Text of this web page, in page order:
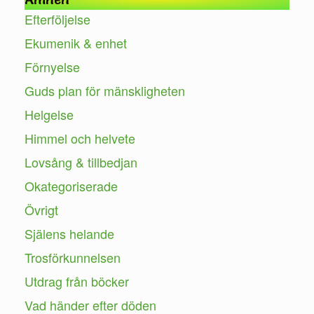
Efterföljelse
Ekumenik & enhet
Förnyelse
Guds plan för mänskligheten
Helgelse
Himmel och helvete
Lovsång & tillbedjan
Okategoriserade
Övrigt
Själens helande
Trosförkunnelsen
Utdrag från böcker
Vad händer efter döden